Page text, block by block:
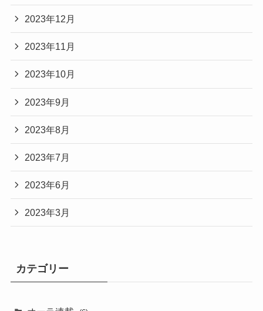
2023年12月
2023年11月
2023年10月
2023年9月
2023年8月
2023年7月
2023年6月
2023年3月
カテゴリー